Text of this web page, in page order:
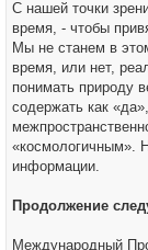
С нашей точки
время, - чтобы
Мы не станем в
время, или нет,
понимать природу
содержать как
«космологичным».
информации.
Продолжение
Международный